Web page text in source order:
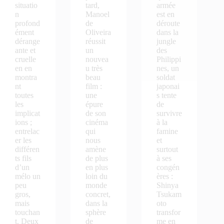
situatio
n
profond
ément
dérange
ante et
cruelle
en en
montra
nt
toutes
les
implicat
ions ;
entrelac
er les
différen
ts fils
d’un
mélo un
peu
gros,
mais
touchan
t. Deux
tard,
Manoel
de
Oliveira
réussit
un
nouvea
u très
beau
film :
une
épure
de son
cinéma
qui
nous
amène
de plus
en plus
loin du
monde
concret,
dans la
sphère
de
armée
est en
déroute
dans la
jungle
des
Philippi
nes, un
soldat
japonai
s tente
de
survivre
à la
famine
et
surtout
à ses
congén
ères :
Shinya
Tsukam
oto
transfor
me en